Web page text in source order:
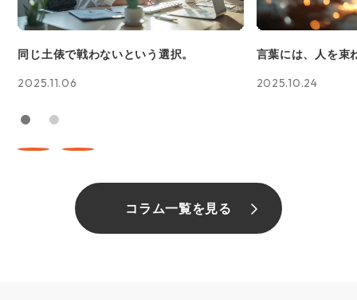
同じ土俵で戦わないという選択。
2025.11.06
言葉には、人を束
2025.10.24
コラム一覧を見る